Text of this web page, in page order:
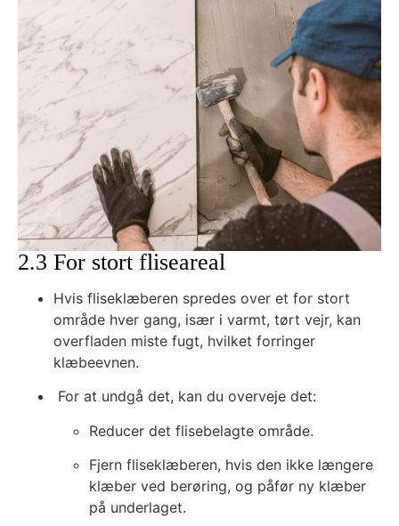
2.3 For stort fliseareal
Hvis fliseklæberen spredes over et for stort
område hver gang, især i varmt, tørt vejr, kan
overfladen miste fugt, hvilket forringer
klæbeevnen.
For at undgå det, kan du overveje det:
Reducer det flisebelagte område.
Fjern fliseklæberen, hvis den ikke længere
klæber ved berøring, og påfør ny klæber
på underlaget.